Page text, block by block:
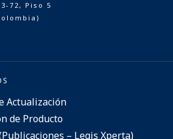
72, Piso 5
Actualización
de Producto
– Legis Xperta)